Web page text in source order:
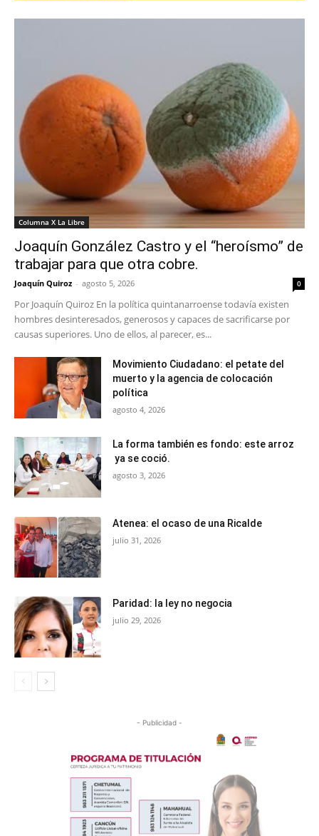
Columna X La Libre
Joaquín González Castro y el “heroísmo” de
trabajar para que otra cobre.
Joaquín Quiroz - agosto 5, 2026 0
Por Joaquín Quiroz En la política quintanarroense todavía existen
hombres desinteresados, generosos y capaces de sacrificarse por
causas superiores. Uno de ellos, al parecer, es...
Movimiento Ciudadano: el petate del
muerto y la agencia de colocación
política
agosto 4, 2026
La forma también es fondo: este arroz
ya se coció.
agosto 3, 2026
Atenea: el ocaso de una Ricalde
julio 31, 2026
Paridad: la ley no negocia
julio 29, 2026
- Publicidad -